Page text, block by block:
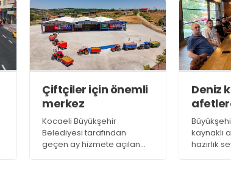
kemik ödemi ve avasküler
nekroz (kemik çürümesi),
ani işitme ve görme
kayıpları ile karbonmonoksit
zehirlenmesi gibi birçok
rahatsızlığa yönelik tedavi
arasında
yurt
bisiklet
başlıyor
Çiftçiler için önemli
merkez
Kocaeli Büyükşehir
Belediyesi tarafından
geçen ay hizmete açılan
Deniz
alındı
kaynaklı
hazırlık